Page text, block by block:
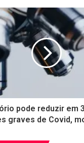
pode reduzir em
graves de Covid,